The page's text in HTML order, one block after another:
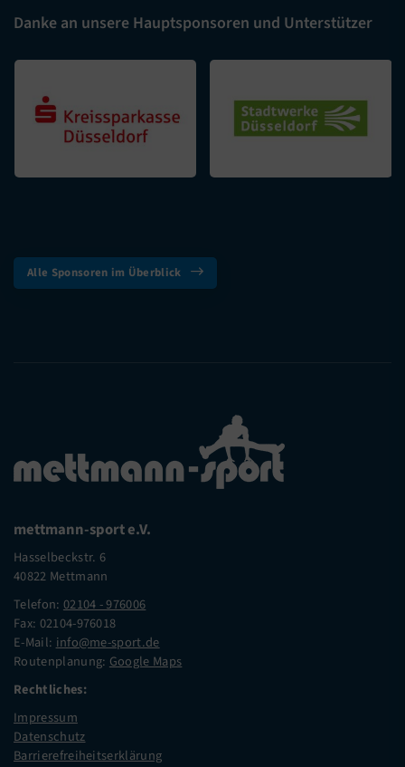
Danke an unsere Hauptsponsoren und Unterstützer
Alle Sponsoren im Überblick
mettmann-sport e.V.
Hasselbeckstr. 6
40822 Mettmann
Telefon: 02104 - 976006
Fax: 02104-976018
E-Mail: info@me-sport.de
Routenplanung: Google Maps
Rechtliches:
Impressum
Datenschutz
Barrierefreiheitserklärung